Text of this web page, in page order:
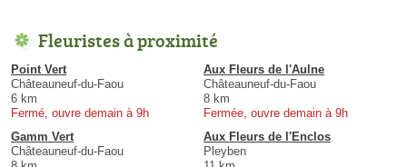
Fleuristes à proximité
Point Vert
Châteauneuf-du-Faou
6 km
Fermé, ouvre demain à 9h
Aux Fleurs de l'Aulne
Châteauneuf-du-Faou
8 km
Fermée, ouvre demain à 9h
Gamm Vert
Châteauneuf-du-Faou
Aux Fleurs de l'Enclos
Pleyben